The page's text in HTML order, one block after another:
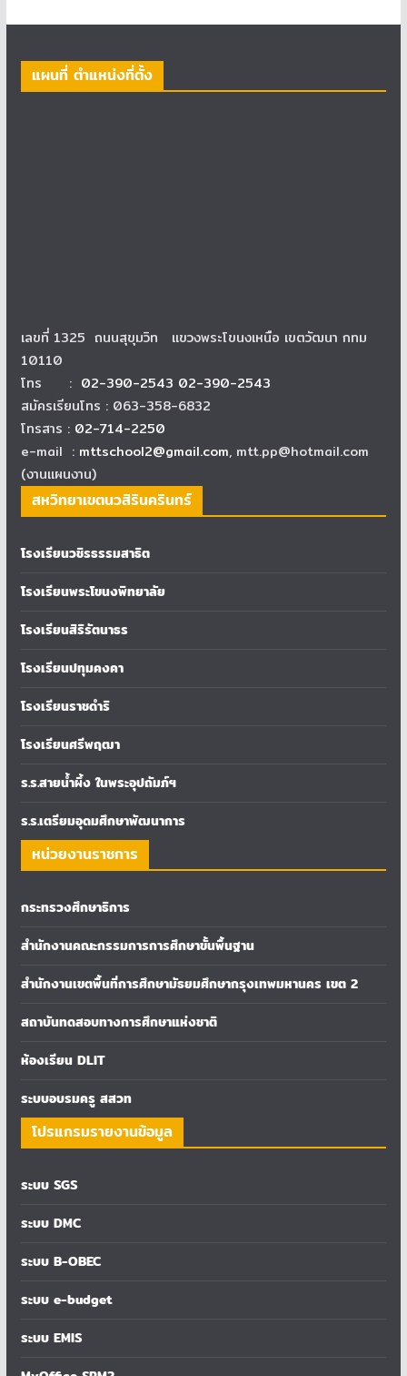
แผนที่ ตำแหน่งที่ตั้ง
เลขที่ 1325 ถนนสุขุมวิท แขวงพระโขนงเหนือ เขตวัฒนา กทม
10110
โทร : 02-390-2543 02-390-2543
สมัครเรียนโทร : 063-358-6832
โทรสาร : 02-714-2250
e-mail : mttschool2@gmail.com, mtt.pp@hotmail.com
(งานแผนงาน)
สหวิทยาเขตนวสิรินครินทร์
โรงเรียนวชิรธรรมสาธิต
โรงเรียนพระโขนงพิทยาลัย
โรงเรียนสิริรัตนาธร
โรงเรียนปทุมคงคา
โรงเรียนราชดำริ
โรงเรียนศรีพฤฒา
ร.ร.สายน้ำผึ้ง ในพระอุปถัมภ์ฯ
ร.ร.เตรียมอุดมศึกษาพัฒนาการ
หน่วยงานราชการ
กระทรวงศึกษาธิการ
สำนักงานคณะกรรมการการศึกษาขั้นพื้นฐาน
สำนักงานเขตพื้นที่การศึกษามัธยมศึกษากรุงเทพมหานคร เขต 2
สถาบันทดสอบทางการศึกษาแห่งชาติ
ห้องเรียน DLIT
ระบบอบรมครู สสวท
โปรแกรมรายงานข้อมูล
ระบบ SGS
ระบบ DMC
ระบบ B-OBEC
ระบบ e-budget
ระบบ EMIS